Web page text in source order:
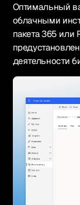
Оптимальный
облачными
пакета 365 или
деятельности